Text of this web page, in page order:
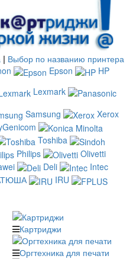
| Выбор по названию принтера
Epson
HP
Lexmark
Samsung
Xerox
Toshiba
Philips
Olivetti
Deli
Intec
IRU
Картриджи
Оргтехника для печати